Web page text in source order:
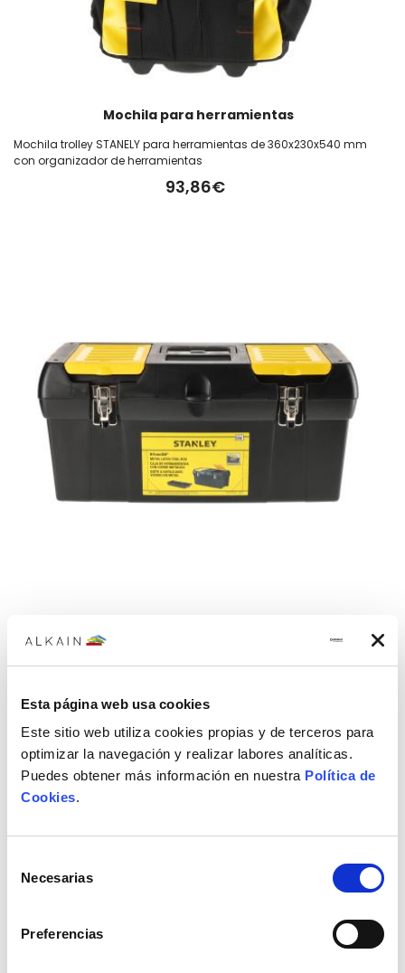
Esta página web usa cookies
Este sitio web utiliza cookies propias y de terceros para
optimizar la navegación y realizar labores analíticas.
Puedes obtener más información en nuestra Política de
Cookies.
Necesarias
Preferencias
Mochila para herramientas
Mochila trolley STANELY para herramientas de 360x230x540 mm
con organizador de herramientas
93,86€
Caja de herramientas STANLEY de 605x286x282 mm con dos
compartimentos organizadores fijos
29,49€